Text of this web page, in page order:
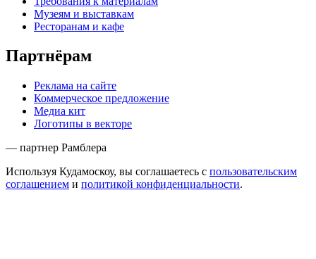
Музеям и выставкам
Ресторанам и кафе
Партнёрам
Реклама на сайте
Коммерческое предложение
Медиа кит
Логотипы в векторе
— партнер Рамблера
Используя Кудамоскоу, вы соглашаетесь с пользовательским
соглашением и политикой конфиденциальности.